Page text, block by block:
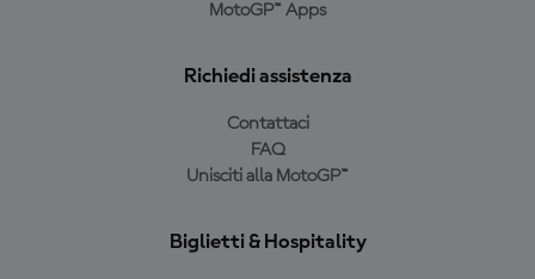
MotoGP™ Apps
Richiedi assistenza
Contattaci
FAQ
Unisciti alla MotoGP™
Biglietti & Hospitality